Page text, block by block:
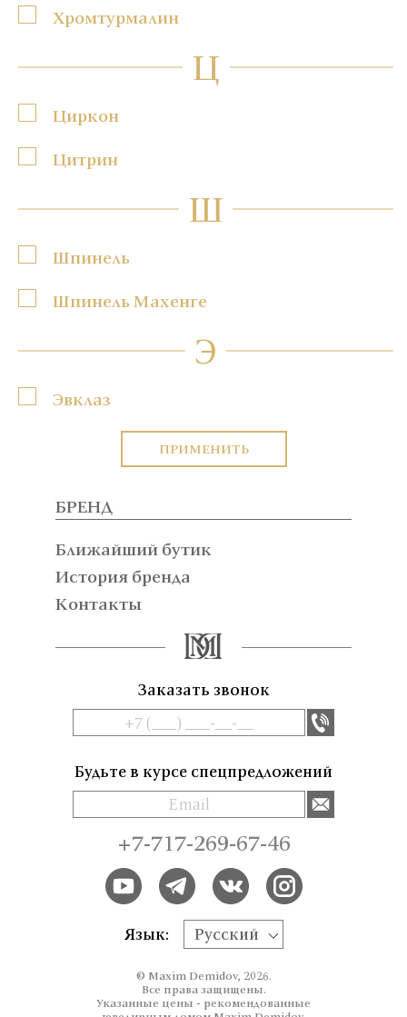
Хромтурмалин
Ц
Циркон
Цитрин
Ш
Шпинель
Шпинель Махенге
Э
Эвклаз
ПРИМЕНИТЬ
БРЕНД
Ближайший бутик
История бренда
Контакты
Заказать звонок
Будьте в курсе спецпредложений
+7-717-269-67-46
Язык: Русский
© Maxim Demidov, 2026.
Все права защищены.
Указанные цены - рекомендованные